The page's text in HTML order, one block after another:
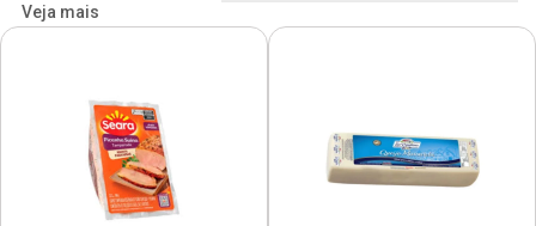
Veja mais